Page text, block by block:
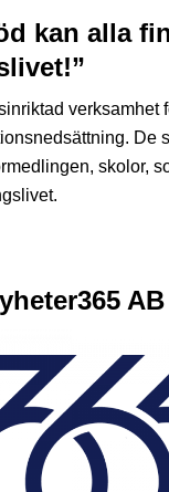
kan alla
verksamhet
De
skolor,
AB